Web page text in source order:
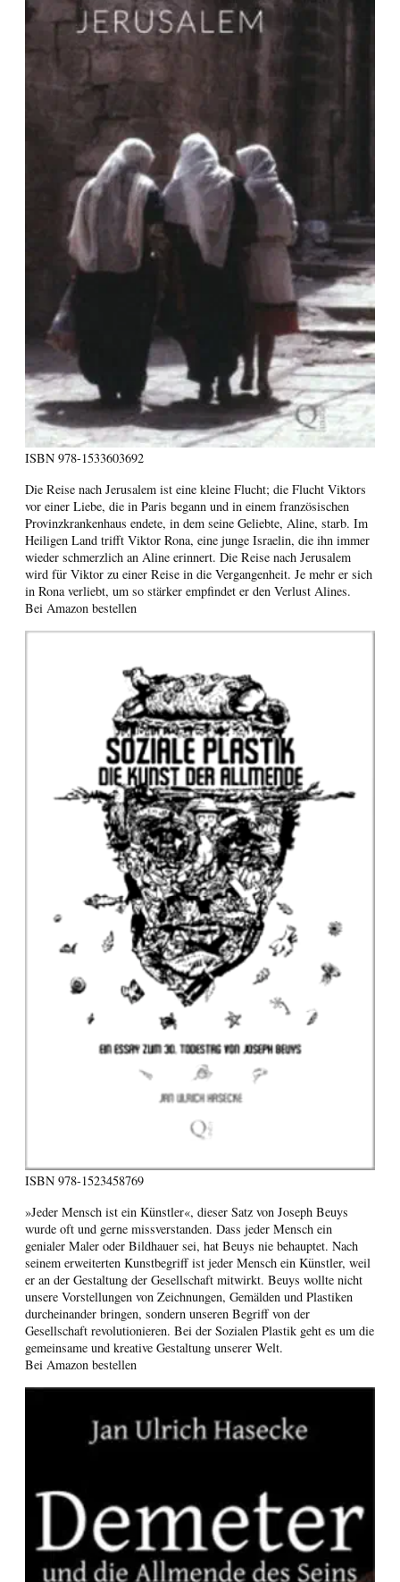
ISBN 978-1533603692
Die Reise nach Jerusalem ist eine kleine Flucht; die Flucht Viktors
vor einer Liebe, die in Paris begann und in einem französischen
Provinzkrankenhaus endete, in dem seine Geliebte, Aline, starb. Im
Heiligen Land trifft Viktor Rona, eine junge Israelin, die ihn immer
wieder schmerzlich an Aline erinnert. Die Reise nach Jerusalem
wird für Viktor zu einer Reise in die Vergangenheit. Je mehr er sich
in Rona verliebt, um so stärker empfindet er den Verlust Alines.
Bei Amazon bestellen
ISBN 978-1523458769
»Jeder Mensch ist ein Künstler«, dieser Satz von Joseph Beuys
wurde oft und gerne missverstanden. Dass jeder Mensch ein
genialer Maler oder Bildhauer sei, hat Beuys nie behauptet. Nach
seinem erweiterten Kunstbegriff ist jeder Mensch ein Künstler, weil
er an der Gestaltung der Gesellschaft mitwirkt. Beuys wollte nicht
unsere Vorstellungen von Zeichnungen, Gemälden und Plastiken
durcheinander bringen, sondern unseren Begriff von der
Gesellschaft revolutionieren. Bei der Sozialen Plastik geht es um die
gemeinsame und kreative Gestaltung unserer Welt.
Bei Amazon bestellen